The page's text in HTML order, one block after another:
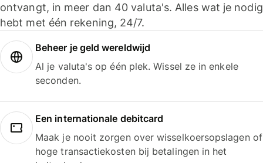
ontvangt, in meer dan 40 valuta's. Alles wat je nodig
hebt met één rekening, 24/7.
Beheer je geld wereldwijd
Al je valuta's op één plek. Wissel ze in enkele
seconden.
Een internationale debitcard
Maak je nooit zorgen over wisselkoersopslagen of
hoge transactiekosten bij betalingen in het